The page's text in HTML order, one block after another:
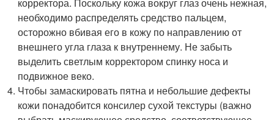
корректора. Поскольку кожа вокруг глаз очень нежная,
необходимо распределять средство пальцем,
осторожно вбивая его в кожу по направлению от
внешнего угла глаза к внутреннему. Не забыть
выделить светлым корректором спинку носа и
подвижное веко.
Чтобы замаскировать пятна и небольшие дефекты
кожи понадобится консилер сухой текстуры (важно